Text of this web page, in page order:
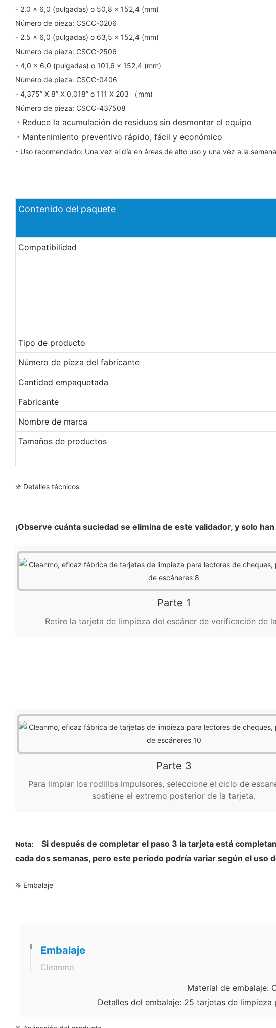
- 2,0 x 6,0 (pulgadas) o 50,8 x 152,4 (mm)
Número de pieza: CSCC-0206
- 2,5 x 6,0 (pulgadas) o 63,5 x 152,4 (mm)
Número de pieza: CSCC-2506
- 4,0 x 6,0 (pulgadas) o 101,6 x 152,4 (mm)
Número de pieza: CSCC-0406
- 4,375” X 8” X 0,018” o 111 X 203 （mm)
Número de pieza: CSCC-437508
◔ Reduce la acumulación de residuos sin desmontar el equipo
◔ Mantenimiento preventivo rápido, fácil y económico
- Uso recomendado: Una vez al día en áreas de alto uso y una vez a la
Contenido del paquete
Compatibilidad
Tipo de producto
Número de pieza del fabricante
Cantidad empaquetada
Fabricante
Nombre de marca
Tamaños de productos
❈ Detalles técnicos
¡Observe cuánta suciedad se elimina de este validador, y solo
Parte 1
Retire la tarjeta de limpieza del escáner de verificación de
Parte 3
Para limpiar los rodillos impulsores, seleccione el ciclo de
sostiene el extremo posterior de la tarjeta.
Nota:
Si después de completar el paso 3 la tarjeta está
cada dos semanas, pero este periodo podría variar según el uso
❈ Embalaje
Embalaje
Cleanmo
Material de embalaje:
Detalles del embalaje: 25 tarjetas de limpieza